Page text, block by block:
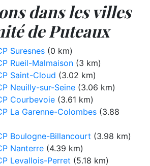
dans les villes
de Puteaux
Suresnes (0 km)
Rueil-Malmaison (3 km)
Saint-Cloud (3.02 km)
Neuilly-sur-Seine (3.06 km)
Courbevoie (3.61 km)
La Garenne-Colombes (3.88
Boulogne-Billancourt (3.98 km)
Nanterre (4.39 km)
Levallois-Perret (5.18 km)